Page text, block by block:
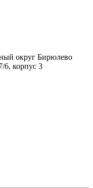
округ Бирюлево
6, корпус 3